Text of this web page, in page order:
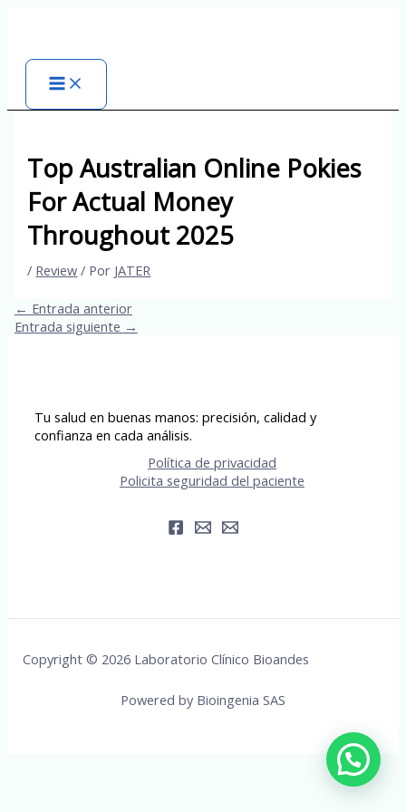
Top Australian Online Pokies
For Actual Money
Throughout 2025
/ Review / Por JATER
← Entrada anterior
Entrada siguiente →
Tu salud en buenas manos: precisión, calidad y
confianza en cada análisis.
Política de privacidad
Policita seguridad del paciente
Copyright © 2026 Laboratorio Clínico Bioandes
Powered by Bioingenia SAS